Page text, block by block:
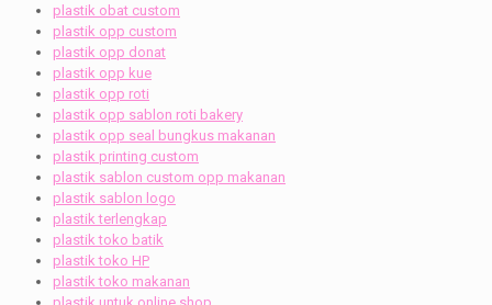
plastik obat custom
plastik opp custom
plastik opp donat
plastik opp kue
plastik opp roti
plastik opp sablon roti bakery
plastik opp seal bungkus makanan
plastik printing custom
plastik sablon custom opp makanan
plastik sablon logo
plastik terlengkap
plastik toko batik
plastik toko HP
plastik toko makanan